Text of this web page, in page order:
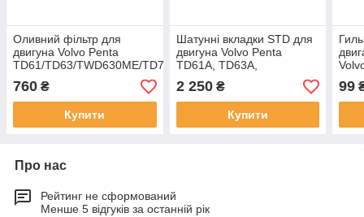
Оливний фільтр для
двигуна Volvo Penta
TD61/TD63/TWD630ME/TD71
760 ₴
Купити
Шатунні вкладки STD для
двигуна Volvo Penta
TD61A, TD63A,
TWD640ME
2 250₴
Купити
99
Про нас
Рейтинг не сформований
Менше 5 відгуків за останній рік